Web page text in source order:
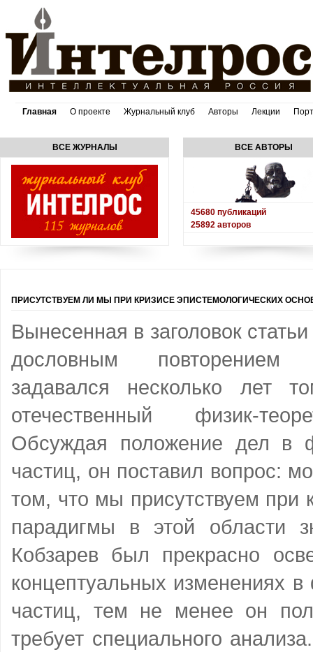
Главная О проекте Журнальный клуб Авторы Лекции
ВСЕ ЖУРНАЛЫ ВСЕ АВТОРЫ
45680 публикаций
25892 авторов
ПРИСУТСТВУЕМ ЛИ МЫ ПРИ КРИЗИСЕ ЭПИСТЕМОЛОГИЧЕСКИХ
Вынесенная в заголовок
дословным повторением
задавался несколько лет
отечественный физик-
Обсуждая положение дел в
частиц, он поставил вопрос:
том, что мы присутствуем при
парадигмы в этой области
Кобзарев был прекрасно
концептуальных изменениях
частиц, тем не менее он
требует специального